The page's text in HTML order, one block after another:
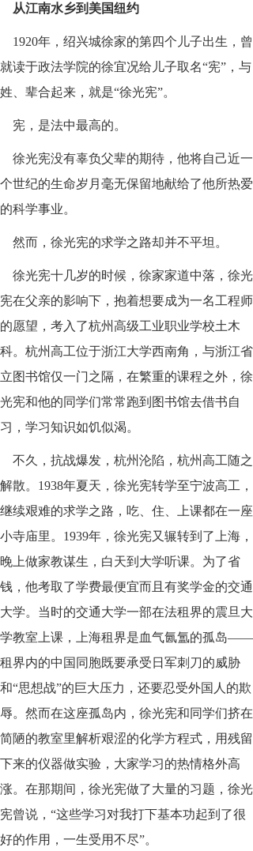
从江南水乡到美国纽约
1920年，绍兴城徐家的第四个儿子出生，曾
就读于政法学院的徐宜况给儿子取名“宪”，与
姓、辈合起来，就是“徐光宪”。
宪，是法中最高的。
徐光宪没有辜负父辈的期待，他将自己近一
个世纪的生命岁月毫无保留地献给了他所热爱
的科学事业。
然而，徐光宪的求学之路却并不平坦。
徐光宪十几岁的时候，徐家家道中落，徐光
宪在父亲的影响下，抱着想要成为一名工程师
的愿望，考入了杭州高级工业职业学校土木
科。杭州高工位于浙江大学西南角，与浙江省
立图书馆仅一门之隔，在繁重的课程之外，徐
光宪和他的同学们常常跑到图书馆去借书自
习，学习知识如饥似渴。
不久，抗战爆发，杭州沦陷，杭州高工随之
解散。1938年夏天，徐光宪转学至宁波高工，
继续艰难的求学之路，吃、住、上课都在一座
小寺庙里。1939年，徐光宪又辗转到了上海，
晚上做家教谋生，白天到大学听课。为了省
钱，他考取了学费最便宜而且有奖学金的交通
大学。当时的交通大学一部在法租界的震旦大
学教室上课，上海租界是血气氤氲的孤岛——
租界内的中国同胞既要承受日军刺刀的威胁
和“思想战”的巨大压力，还要忍受外国人的欺
辱。然而在这座孤岛内，徐光宪和同学们挤在
简陋的教室里解析艰涩的化学方程式，用残留
下来的仪器做实验，大家学习的热情格外高
涨。在那期间，徐光宪做了大量的习题，徐光
宪曾说，“这些学习对我打下基本功起到了很
好的作用，一生受用不尽”。